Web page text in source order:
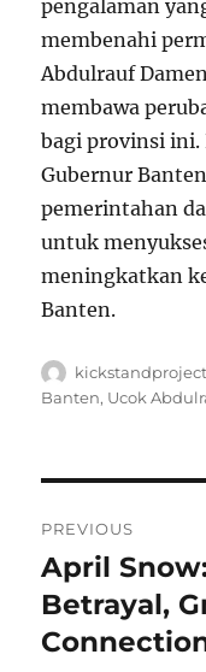
pengalaman
membenahi
Abdulrauf
membawa
bagi provinsi ini.
Gubernur
pemerintahan
untuk
meningkatkan
Banten.
Author
kickstandproject
Banten, Ucok
pos
PREVIOUS
Previous
post:
April
Betrayal,